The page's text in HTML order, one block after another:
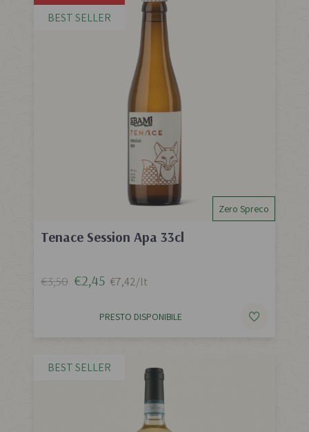
Zero Spreco
Tenace Session Apa 33cl
BEST SELLER
€3,50 €2,45 €7,42/lt
PRESTO DISPONIBILE
BEST SELLER